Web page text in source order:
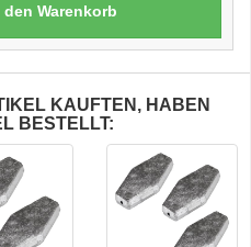
Warenkorb
KAUFTEN, HABEN
BESTELLT: